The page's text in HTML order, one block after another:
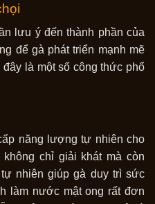
lưu ý đến thành phần của
để gà phát triển mạnh mẽ
là một số công thức phổ
năng lượng tự nhiên cho
chỉ giải khát mà còn
nhiên giúp gà duy trì sức
làm nước mật ong rất đơn